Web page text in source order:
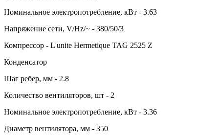
Номинальное электропотребление, кВт - 3.63
Напряжение сети, V/Hz/~ - 380/50/3
Компрессор - L'unite Hermetique TAG 2525 Z
Конденсатор
Шаг ребер, мм - 2.8
Количество вентиляторов, шт - 2
Номинальное электропотребление, кВт - 3.36
Диаметр вентилятора, мм - 350